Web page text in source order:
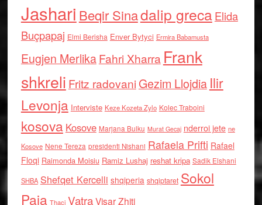
Jashari Beqir Sinadalip grecaElida
Buçpapaj Elmi Berisha Enver Bytyci Ermira Babamusta
Eugjen MerlikaFahri Xharra Frank
shkreli Fritz radovaniGezim Llojdia Ilir
Levonja Interviste Keze Kozeta Zylo Kolec Traboini
kosova Kosove Marjana Bulku Murat Gecaj nderroi jete ne
Kosove Nene Tereza presidenti Nishani Rafaela Prifti Rafael
Floqi Raimonda Moisiu Ramiz Lushaj reshat kripa Sadik Elshani
SHBA Shefqet Kercelli shqiperia shqiptaret Sokol
Paja Thaci VatraVisar Zhiti